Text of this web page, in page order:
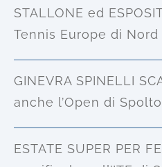
STALLONE ed
Tennis Europe di
GINEVRA SPINELLI
anche l’Open di
ESTATE SUPER PER